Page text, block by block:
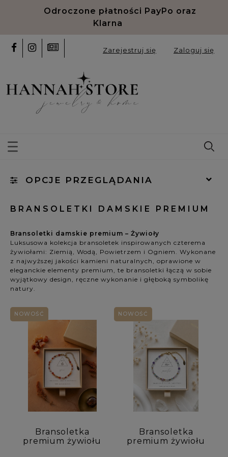
Odroczone płatności PayPo oraz
Klarna
Zarejestruj się Zaloguj się
OPCJE PRZEGLĄDANIA
Kategorie: bransoletki damskie premium
Kolekcja: (wybierz)
Rodzaj biżuterii: (wybierz)
Dla kogo: (wybierz)
Rodzaj kamienia 1: (wybierz)
Rodzaj kamienia 2: (wybierz)
Rodzaj kamienia 3: (wybierz)
Kolor kamienia: (wybierz)
Materiały: (wybierz)
BRANSOLETKI DAMSKIE PREMIUM
Bransoletki damskie premium – Żywioły
Luksusowa kolekcja bransoletek inspirowanych czterema
żywiołami: Ziemią, Wodą, Powietrzem i Ogniem. Wykonane
z najwyższej jakości kamieni naturalnych, oprawione w
eleganckie elementy premium, te bransoletki łączą w sobie
wyjątkowy design, ręczne wykonanie i głęboką symbolikę
natury.
Bransoletka
premium żywiołu
NOWOŚĆ
Bransoletka
premium żywiołu
NOWOŚĆ